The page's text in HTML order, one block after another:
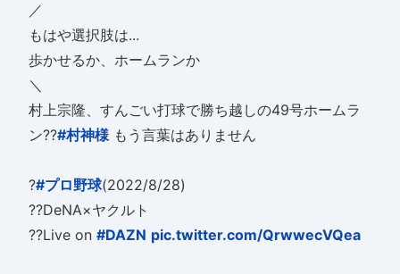
／
もはや選択肢は...
歩かせるか、ホームランか
＼
村上宗隆、すんごい打球で勝ち越しの49号ホームラ
ン??#村神様もう言葉はありません
?#プロ野球(2022/8/28)
??DeNA×ヤクルト
??Live on #DAZN pic.twitter.com/QrwwecVQea